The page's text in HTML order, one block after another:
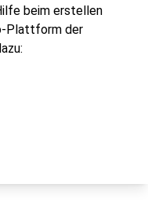
beim erstellen
Plattform der